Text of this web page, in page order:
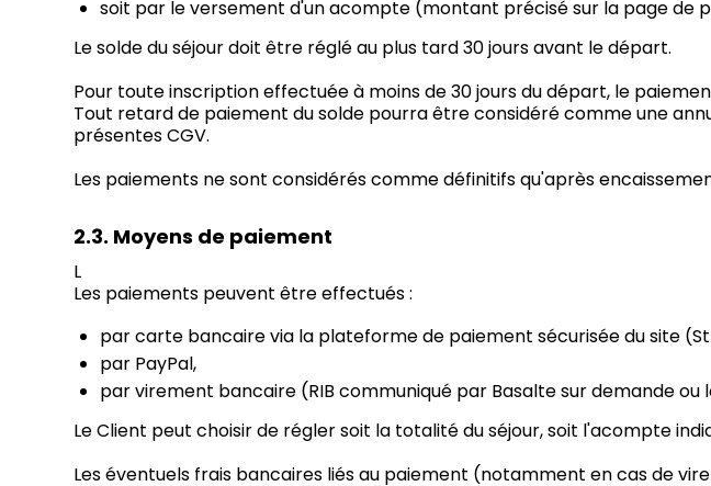
soit par le versement d'un acompte (montant précisé sur la page de
Le solde du séjour doit être réglé au plus tard 30 jours avant le départ.
Pour toute inscription effectuée à moins de 30 jours du départ, le
Tout retard de paiement du solde pourra être considéré comme une
présentes CGV.
Les paiements ne sont considérés comme définitifs qu'après
2.3. Moyens de paiement
L
Les paiements peuvent être effectués :
par carte bancaire via la plateforme de paiement sécurisée du site
par PayPal,
par virement bancaire (RIB communiqué par Basalte sur demande ou
Le Client peut choisir de régler soit la totalité du séjour, soit l'acompte
Les éventuels frais bancaires liés au paiement (notamment en cas de